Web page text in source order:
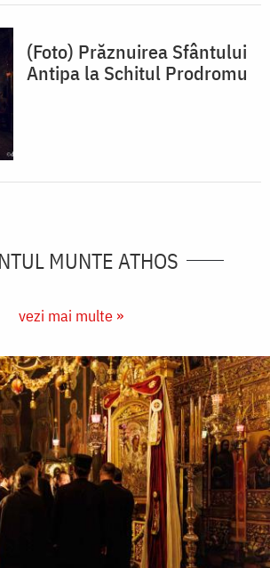
(Foto) Prăznuirea Sfântului
Antipa la Schitul Prodromu
MUNTE ATHOS
vezi mai multe »